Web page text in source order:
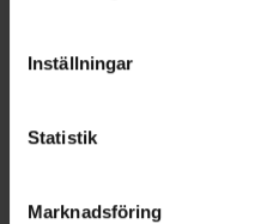
Inställningar
Statistik
Marknadsföring
15 €
Samankaltaiset tuotteet